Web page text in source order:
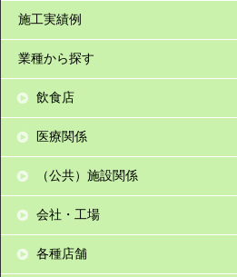
施工実績例
業種から探す
飲食店
医療関係
（公共）施設関係
会社・工場
各種店舗